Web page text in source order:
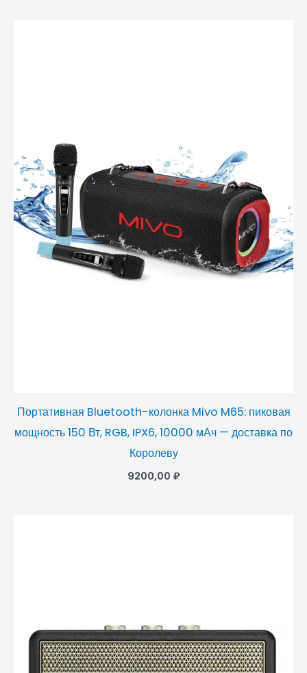
Портативная Bluetooth-колонка Mivo M65: пиковая
мощность 150 Вт, RGB, IPX6, 10000 мАч — доставка по
Королеву
9200,00 ₽